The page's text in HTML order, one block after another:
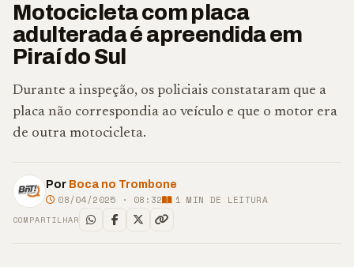
Motocicleta com placa
adulterada é apreendida em
Piraí do Sul
Durante a inspeção, os policiais constataram que a
placa não correspondia ao veículo e que o motor era
de outra motocicleta.
Por Boca no Trombone
08/04/2025 · 08:32 1 MIN DE LEITURA
COMPARTILHAR